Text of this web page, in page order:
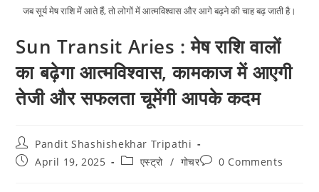
जब सूर्य मेष राशि में आते हैं, तो लोगों में आत्मविश्वास और आगे बढ़ने की चाह बढ़ जाती है।
Sun Transit Aries : मेष राशि वालों
का बढ़ेगा आत्मविश्वास, कामकाज में आएगी
तेजी और सफलता चूमेंगी आपके कदम
Pandit Shashishekhar Tripathi
April 19, 2025
एस्ट्रो / गोचर 0 Comments